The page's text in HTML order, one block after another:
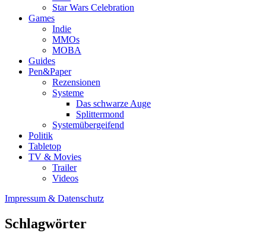
Star Wars Celebration
Games
Indie
MMOs
MOBA
Guides
Pen&Paper
Rezensionen
Systeme
Das schwarze Auge
Splittermond
Systemübergeifend
Politik
Tabletop
TV & Movies
Trailer
Videos
Impressum & Datenschutz
Schlagwörter